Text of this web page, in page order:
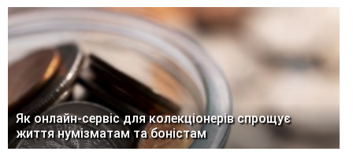
Як онлайн-сервіс для колекціонерів спрощує
життя нумізматам та боністам